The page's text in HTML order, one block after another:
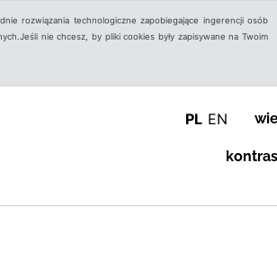
rozwiązania technologiczne zapobiegające ingerencji osób
nie chcesz, by pliki cookies były zapisywane na Twoim
PL EN